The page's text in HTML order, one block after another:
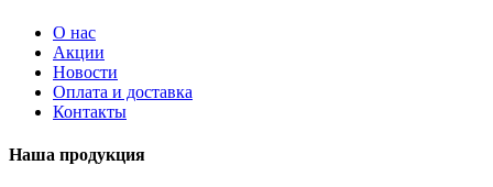
О нас
Акции
Новости
Оплата и доставка
Контакты
Наша продукция